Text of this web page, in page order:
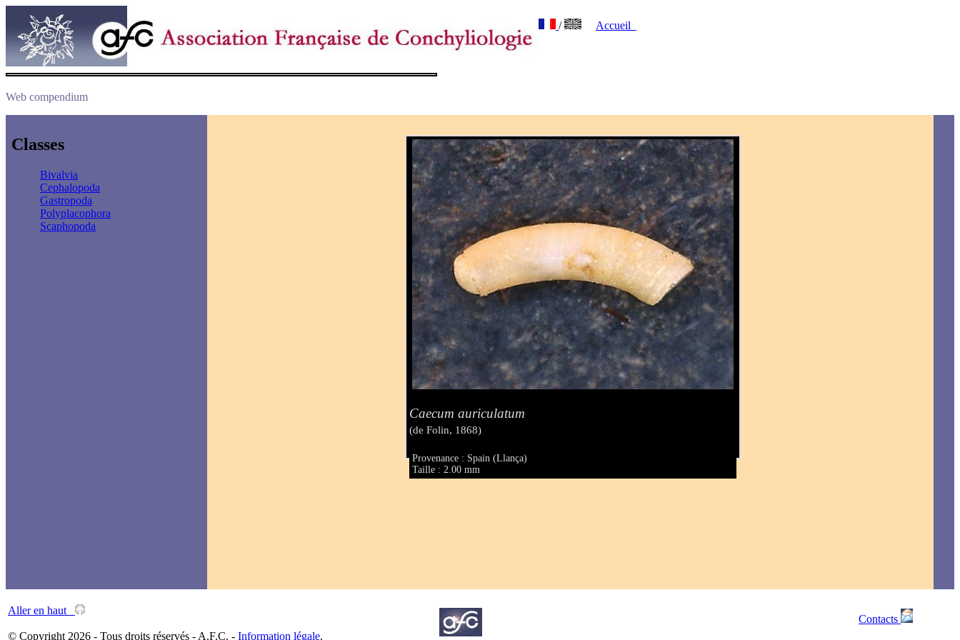
/ Accueil
Web compendium
Classes
Bivalvia
Cephalopoda
Gastropoda
Polyplacophora
Scaphopoda
Caecum auriculatum
(de Folin, 1868)
Provenance : Spain (Llança)
Taille : 2.00 mm
Aller en haut
© Copyright 2026 - Tous droits réservés - A.F.C. - Information légale.
Contacts